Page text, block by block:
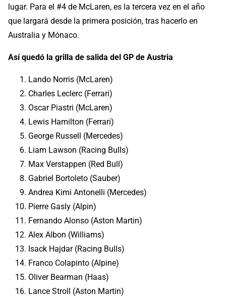
lugar. Para el #4 de McLaren, es la tercera vez en el año
que largará desde la primera posición, tras hacerlo en
Australia y Mónaco.
Así quedó la grilla de salida del GP de Austria
Lando Norris (McLaren)
Charles Leclerc (Ferrari)
Oscar Piastri (McLaren)
Lewis Hamilton (Ferrari)
George Russell (Mercedes)
Liam Lawson (Racing Bulls)
Max Verstappen (Red Bull)
Gabriel Bortoleto (Sauber)
Andrea Kimi Antonelli (Mercedes)
Pierre Gasly (Alpin)
Fernando Alonso (Aston Martin)
Alex Albon (Williams)
Isack Hajdar (Racing Bulls)
Franco Colapinto (Alpine)
Oliver Bearman (Haas)
Lance Stroll (Aston Martin)